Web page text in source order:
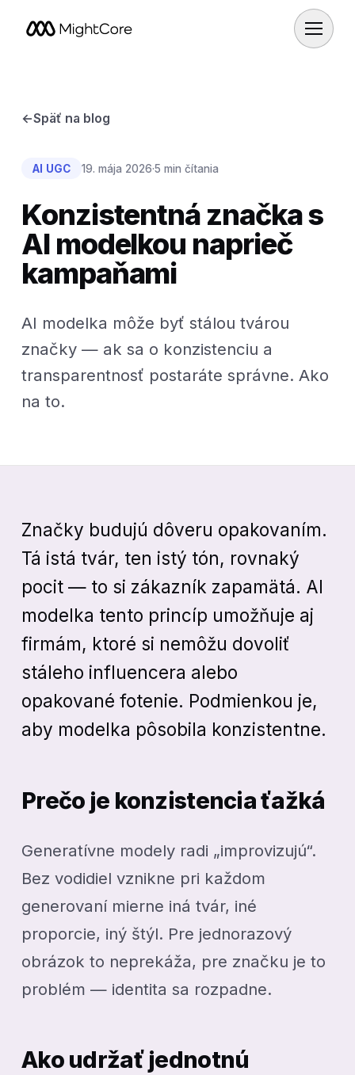
←Späť na blog
AI UGC 19. mája 2026·5 min čítania
Konzistentná značka s
AI modelkou naprieč
kampaňami
AI modelka môže byť stálou tvárou
značky — ak sa o konzistenciu a
transparentnosť postaráte správne. Ako
na to.
Značky budujú dôveru opakovaním.
Tá istá tvár, ten istý tón, rovnaký
pocit — to si zákazník zapamätá. AI
modelka tento princíp umožňuje aj
firmám, ktoré si nemôžu dovoliť
stáleho influencera alebo
opakované fotenie. Podmienkou je,
aby modelka pôsobila konzistentne.
Prečo je konzistencia ťažká
Generatívne modely radi „improvizujú“.
Bez vodidiel vznikne pri každom
generovaní mierne iná tvár, iné
proporcie, iný štýl. Pre jednorazový
obrázok to neprekáža, pre značku je to
problém — identita sa rozpadne.
Ako udržať jednotnú